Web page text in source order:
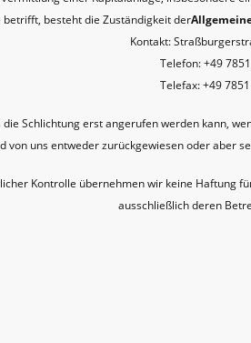
besteht die Zuständigkeit der
Kontakt:
Telefon: +49
Telefax: +49
die Schlichtung erst angerufen werden kann,
von uns entweder zurückgewiesen oder aber
Kontrolle übernehmen wir keine Haftung
ausschließlich deren